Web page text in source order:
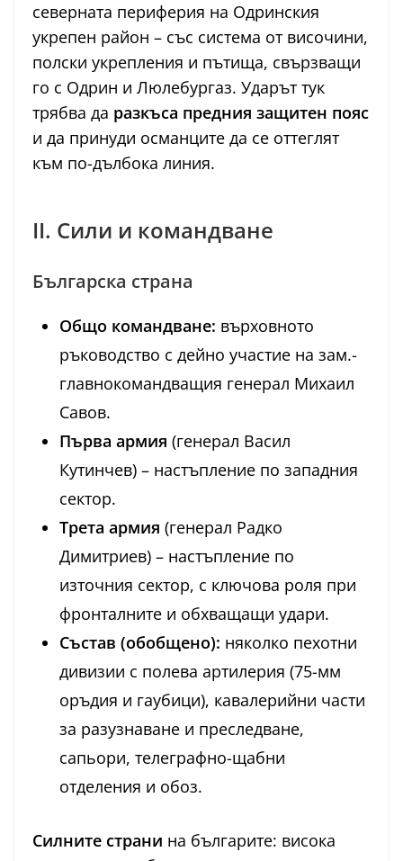
северната периферия на Одринския
укрепен район – със система от височини,
полски укрепления и пътища, свързващи
го с Одрин и Люлебургаз. Ударът тук
трябва да разкъса предния защитен пояс
и да принуди османците да се оттеглят
към по-дълбока линия.
II. Сили и командване
Българска страна
Общо командване: върховното
ръководство с дейно участие на зам.-
главнокомандващия генерал Михаил
Савов.
Първа армия (генерал Васил
Кутинчев) – настъпление по западния
сектор.
Трета армия (генерал Радко
Димитриев) – настъпление по
източния сектор, с ключова роля при
фронталните и обхващащи удари.
Състав (обобщено): няколко пехотни
дивизии с полева артилерия (75-мм
оръдия и гаубици), кавалерийни части
за разузнаване и преследване,
сапьори, телеграфно-щабни
отделения и обоз.
Силните страни на българите: висока